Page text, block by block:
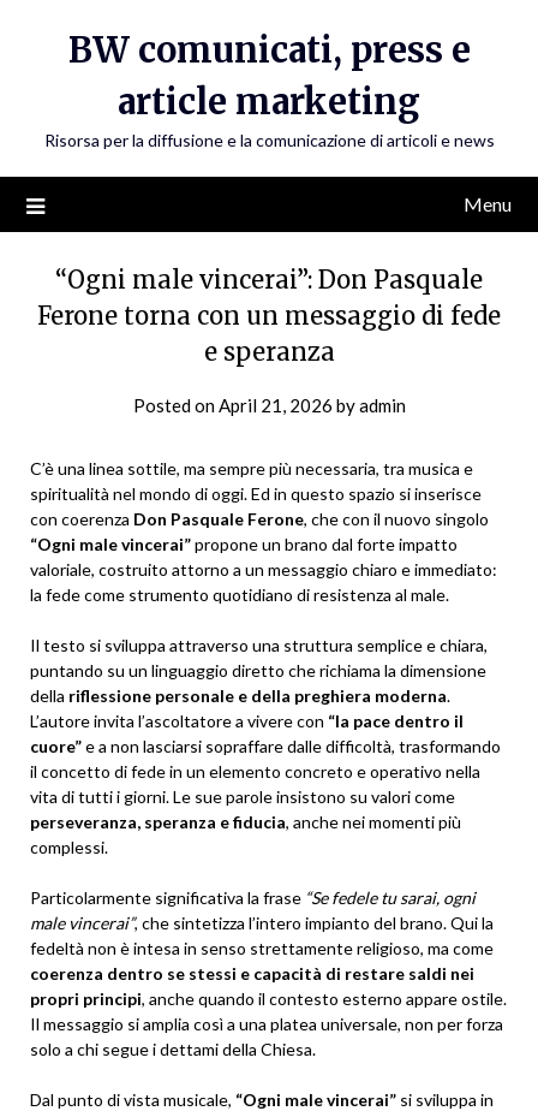
BW comunicati, press e
article marketing
Risorsa per la diffusione e la comunicazione di articoli e news
Menu
“Ogni male vincerai”: Don Pasquale
Ferone torna con un messaggio di fede
e speranza
Posted onApril 21, 2026 byadmin
C’è una linea sottile, ma sempre più necessaria, tra musica e
spiritualità nel mondo di oggi. Ed in questo spazio si inserisce
con coerenza Don Pasquale Ferone, che con il nuovo singolo
“Ogni male vincerai”propone un brano dal forte impatto
valoriale, costruito attorno a un messaggio chiaro e immediato:
la fede come strumento quotidiano di resistenza al male.
Il testo si sviluppa attraverso una struttura semplice e chiara,
puntando su un linguaggio diretto che richiama la dimensione
della riflessione personale e della preghiera moderna.
L’autore invita l’ascoltatore a vivere con “la pace dentro il
cuore”e a non lasciarsi sopraffare dalle difficoltà, trasformando
il concetto di fede in un elemento concreto e operativo nella
vita di tutti i giorni. Le sue parole insistono su valori come
perseveranza, speranza e fiducia, anche nei momenti più
complessi.
Particolarmente significativa la frase “Se fedele tu sarai, ogni
male vincerai”, che sintetizza l’intero impianto del brano. Qui la
fedeltà non è intesa in senso strettamente religioso, ma come
coerenza dentro se stessi e capacità di restare saldi nei
propri principi, anche quando il contesto esterno appare ostile.
Il messaggio si amplia così a una platea universale, non per forza
solo a chi segue i dettami della Chiesa.
Dal punto di vista musicale, “Ogni male vincerai” si sviluppa in